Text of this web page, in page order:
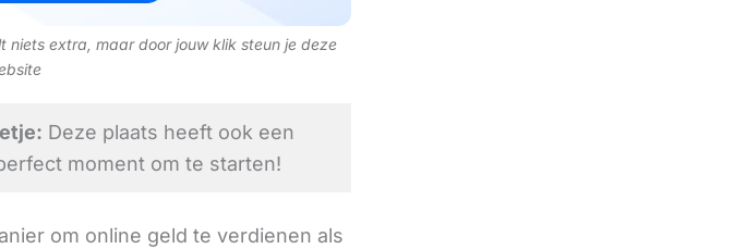
extra, maar door jouw klik steun je deze
Deze plaats heeft ook een
moment om te starten!
om online geld te verdienen als